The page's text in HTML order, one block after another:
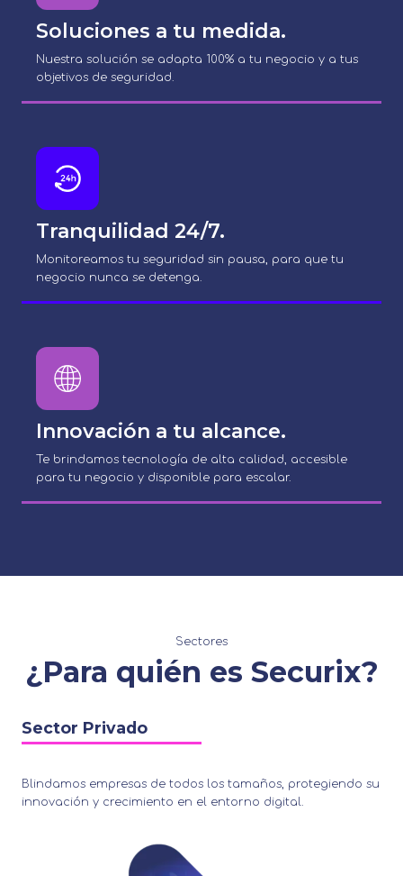
Soluciones a tu medida.
Nuestra solución se adapta 100% a tu negocio y a tus
objetivos de seguridad.
Tranquilidad 24/7.
Monitoreamos tu seguridad sin pausa, para que tu
negocio nunca se detenga.
Innovación a tu alcance.
Te brindamos tecnología de alta calidad, accesible
para tu negocio y disponible para escalar.
Sectores
¿Para quién es Securix?
Sector Privado
Blindamos empresas de todos los tamaños, protegiendo su
innovación y crecimiento en el entorno digital.